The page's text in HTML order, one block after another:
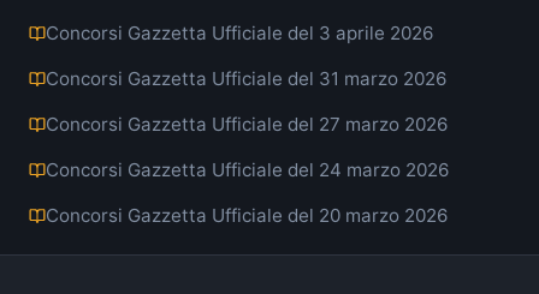
Concorsi Gazzetta Ufficiale del 3 aprile 2026
Concorsi Gazzetta Ufficiale del 31 marzo 2026
Concorsi Gazzetta Ufficiale del 27 marzo 2026
Concorsi Gazzetta Ufficiale del 24 marzo 2026
Concorsi Gazzetta Ufficiale del 20 marzo 2026